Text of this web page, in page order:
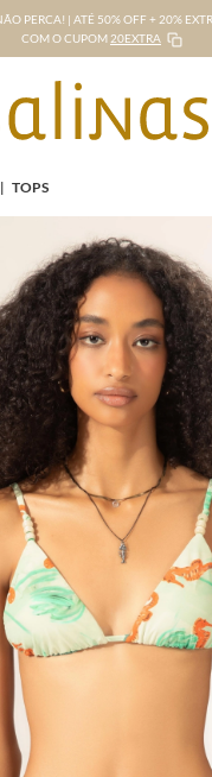
PERCA! | ATÉ 50% OFF + 20%
COM O CUPOM 20EXTRA
| TOPS